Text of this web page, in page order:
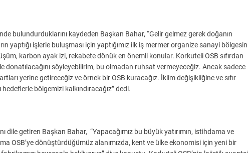
bulundurduklarını kaydeden Başkan Bahar, “Gelir gelmez gerek doğanın
yaptığı işlerle buluşması için yaptığımız ilk iş mermer organize sanayi
karbon ayak izi, rekabete dönük en önemli konular. Korkuteli OSB sıfırdan
donatılacağını söyleyebilirim, bu olmadan ruhsat vermeyeceğiz. Ancak sadece
yerine getireceğiz ve örnek bir OSB kuracağız. İklim değişikliğine ve sıfır
bölgemizi kalkındıracağız” dedi.
getiren Başkan Bahar, “Yapacağımız bu büyük yatırımın, istihdama ve
OSB’ye dönüştürdüğümüz alanımızda, kent ve ülke ekonomisi için yeni bir